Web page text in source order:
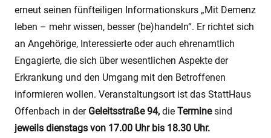
erneut seinen fünfteiligen Informationskurs „Mit Demenz
leben – mehr wissen, besser (be)handeln“. Er richtet sich
an Angehörige, Interessierte oder auch ehrenamtlich
Engagierte, die sich über wesentlichen Aspekte der
Erkrankung und den Umgang mit den Betroffenen
informieren wollen. Veranstaltungsort ist das StattHaus
Offenbach in der Geleitsstraße 94, die Terminesind
jeweils dienstags von 17.00 Uhr bis 18.30 Uhr.